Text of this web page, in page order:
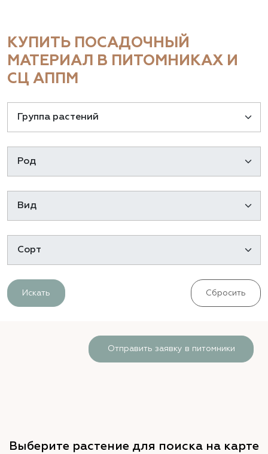
КУПИТЬ ПОСАДОЧНЫЙ
МАТЕРИАЛ В ПИТОМНИКАХ И
СЦ АППМ
Искать Сбросить
Отправить заявку в питомники
Выберите растение для поиска на карте